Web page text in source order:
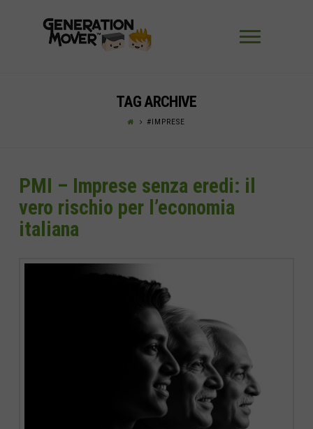
TAG ARCHIVE
#IMPRESE
PMI – Imprese senza eredi: il
vero rischio per l’economia
italiana